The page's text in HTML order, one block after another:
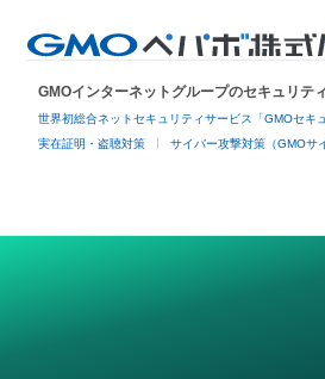
GMOインターネットグループのセキュリテ
世界初総合ネットセキュリティサービス「GMOセキ
実在証明・盗聴対策 サイバー攻撃対策（GMOサ